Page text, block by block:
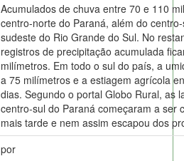
Acumulados de chuva entre 70 e 110
centro-norte do Paraná, além do
sudeste do Rio Grande do Sul. No
registros de precipitação acumulada
milímetros. Em todo o sul do país, a
a 75 milímetros e a estiagem agrícola
dias. Segundo o portal Globo Rural, as
centro-sul do Paraná começaram a ser
mais tarde e nem assim escapou dos
por